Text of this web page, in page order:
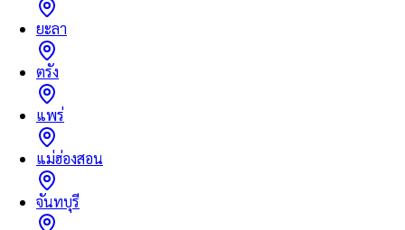
ยะลา
ตรัง
แพร่
แม่ฮ่องสอน
จันทบุรี